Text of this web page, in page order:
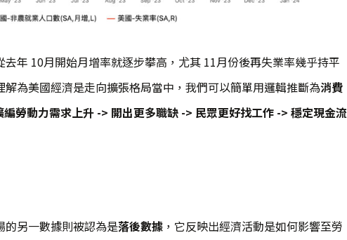
年 10月開始月增率就逐步攀高，尤其 11月份後再失業率幾乎持平
為美國經濟是走向擴張格局當中，我們可以簡單用邏輯推斷為消費
勞動力需求上升 -> 開出更多職缺 -> 民眾更好找工作 -> 穩定現金流
的另一數據則被認為是落後數據 ，它反映出經濟活動是如何影響至勞